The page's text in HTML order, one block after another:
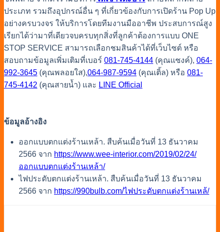
ประเภท รวมถึงอุปกรณ์อื่น ๆ ที่เกี่ยวข้องกับการเปิดร้าน Pop Up
อย่างครบวงจร ให้บริการโดยทีมงานมืออาชีพ ประสบการณ์สูง
เรียกได้ว่ามาที่เดียวจบครบทุกสิ่งที่ลูกค้าต้องการแบบ ONE
STOP SERVICE สามารถเลือกชมสินค้าได้ที่เว็บไซต์ หรือ
สอบถามข้อมูลเพิ่มเติมที่เบอร์ 081-745-4144 (คุณแซงค์), 064-
992-3645 (คุณพลอยใส),064-987-9594 (คุณเติ้ล) หรือ 081-
745-4142 (คุณสายน้ำ) และ LINE Official
ข้อมูลอ้างอิง
ออกแบบตกแต่งร้านเหล้า. สืบค้นเมื่อวันที่ 13 ธันวาคม
2566 จาก https://www.wee-interior.com/2019/02/24/
ออกแบบตกแต่งร้านเหล้า/
ไฟประดับตกแต่งร้านเหล้า. สืบค้นเมื่อวันที่ 13 ธันวาคม
2566 จาก https://990bulb.com/ไฟประดับตกแต่งร้านเหล้/